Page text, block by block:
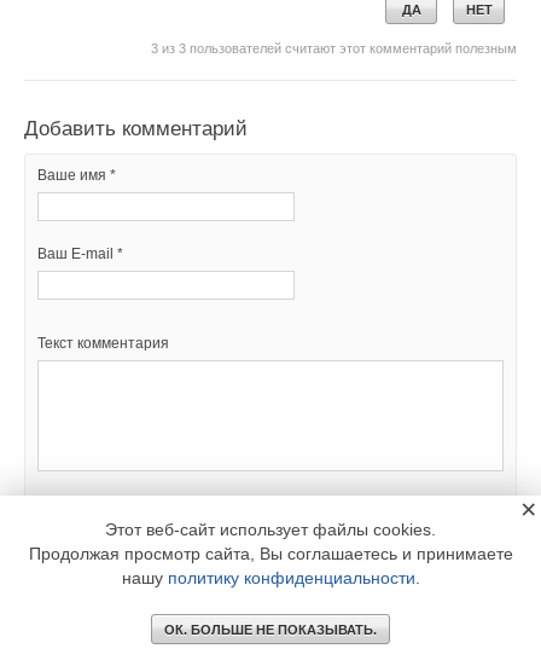
ДА НЕТ
3 из 3 пользователей считают этот комментарий полезным
Добавить комментарий
Ваше имя *
Ваш E-mail *
Текст комментария
Этот веб-сайт использует файлы cookies.
Продолжая просмотр сайта, Вы соглашаетесь и принимаете
нашу политику конфиденциальности
ОК. БОЛЬШЕ НЕ ПОКАЗЫВАТЬ.
×